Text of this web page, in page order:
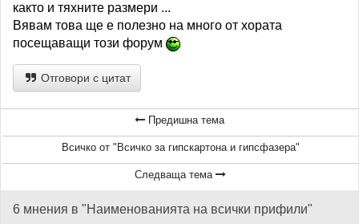
както и тяхните размери ...
Вявам това ще е полезно на много от хората
посещаващи този форум
Отговори с цитат
Предишна тема
Всичко от "Всичко за гипскартона и гипсфазера"
Следваща тема
6 мнения в "Наименованията на всички прифили"